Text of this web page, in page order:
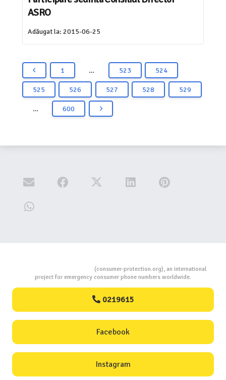
ASRO
Adăugat la: 2015-06-25
1 … 523 524
525 526 527 528 529
… 600
(consumer-protection.org), an international
project for emergency consumer phone numbers worldwide.
0219615
Facebook
Instagram